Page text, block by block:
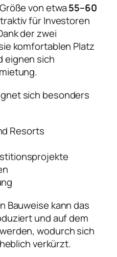
von etwa55–60
für Investoren
der zwei
komfortablen Platz
eignen sich
sich besonders
Resorts
Bauweise kann das
und auf dem
wodurch sich
verkürzt.